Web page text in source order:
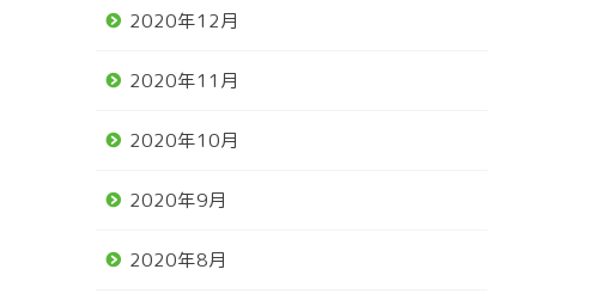
2020年12月
2020年11月
2020年10月
2020年9月
2020年8月